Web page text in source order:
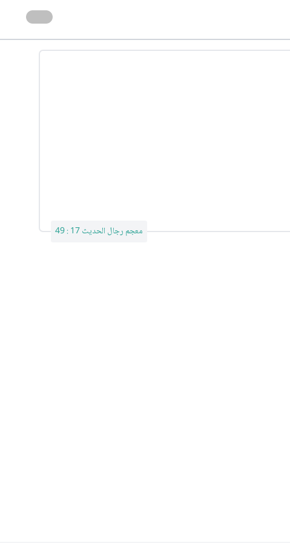
معجم رجال الحديث 17 : 49